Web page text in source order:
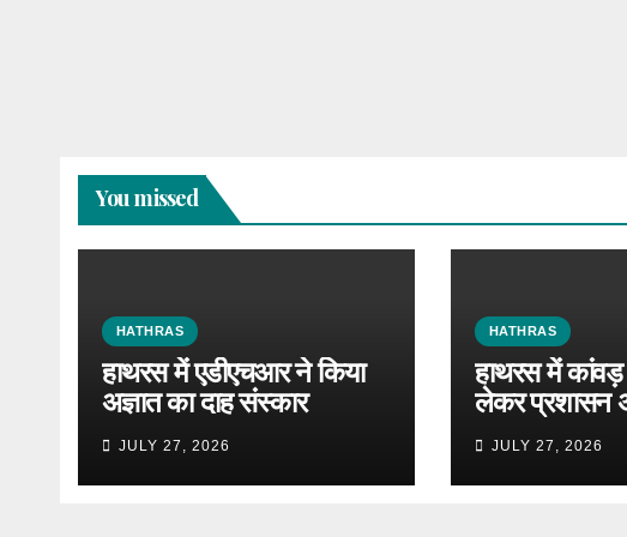
You missed
HATHRAS
हाथरस में एडीएचआर ने किया
अज्ञात का दाह संस्कार
JULY 27, 2026
HATHRAS
हाथरस में कांवड़
लेकर प्रशासन
JULY 27, 2026